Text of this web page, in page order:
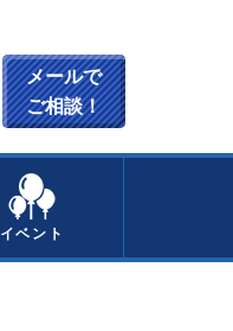
メールで
ご相談！
イベント